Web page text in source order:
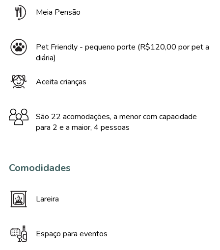
Meia Pensão
Pet Friendly - pequeno porte (R$120,00 por pet a
diária)
Aceita crianças
São 22 acomodações, a menor com capacidade
para 2 e a maior, 4 pessoas
Comodidades
Lareira
Espaço para eventos